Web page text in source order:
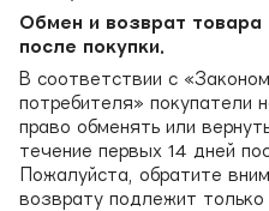
Обмен и возврат товара
после покупки.
В соответствии с
потребителя» покупатели
право обменять или
течение первых 14 дней
Пожалуйста, обратите
возврату подлежит